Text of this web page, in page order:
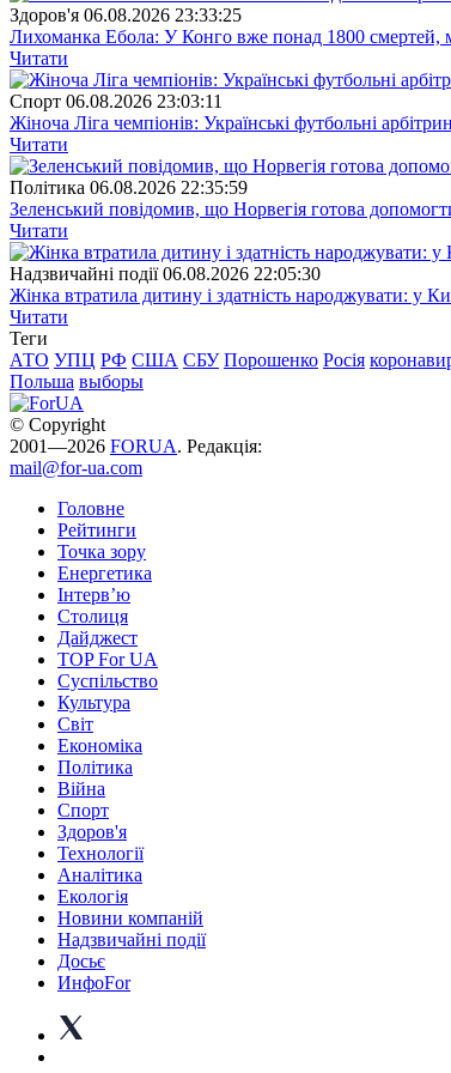
Здоров'я 06.08.2026 23:33:25
Лихоманка Ебола: У Конго вже понад 1800 смертей,
Читати
Спорт 06.08.2026 23:03:11
Жіноча Ліга чемпіонів: Українські футбольні
Читати
Полiтика 06.08.2026 22:35:59
Зеленський повідомив, що Норвегія готова
Читати
Надзвичайні події 06.08.2026 22:05:30
Жінка втратила дитину і здатність народжувати: у
Читати
Теги
АТО УПЦ РФ США СБУ Порошенко Росія
Польша выборы
© Copyright
2001—2026 FORUA. Редакція:
mail@for-ua.com
Головне
Рейтинги
Точка зору
Енергетика
Інтерв’ю
Столиця
Дайджест
TOP For UA
Суспiльство
Культура
Світ
Економіка
Політика
Війна
Спорт
Здоров'я
Технології
Аналітика
Екологія
Новини компаній
Надзвичайні події
Досьє
ИнфоFor